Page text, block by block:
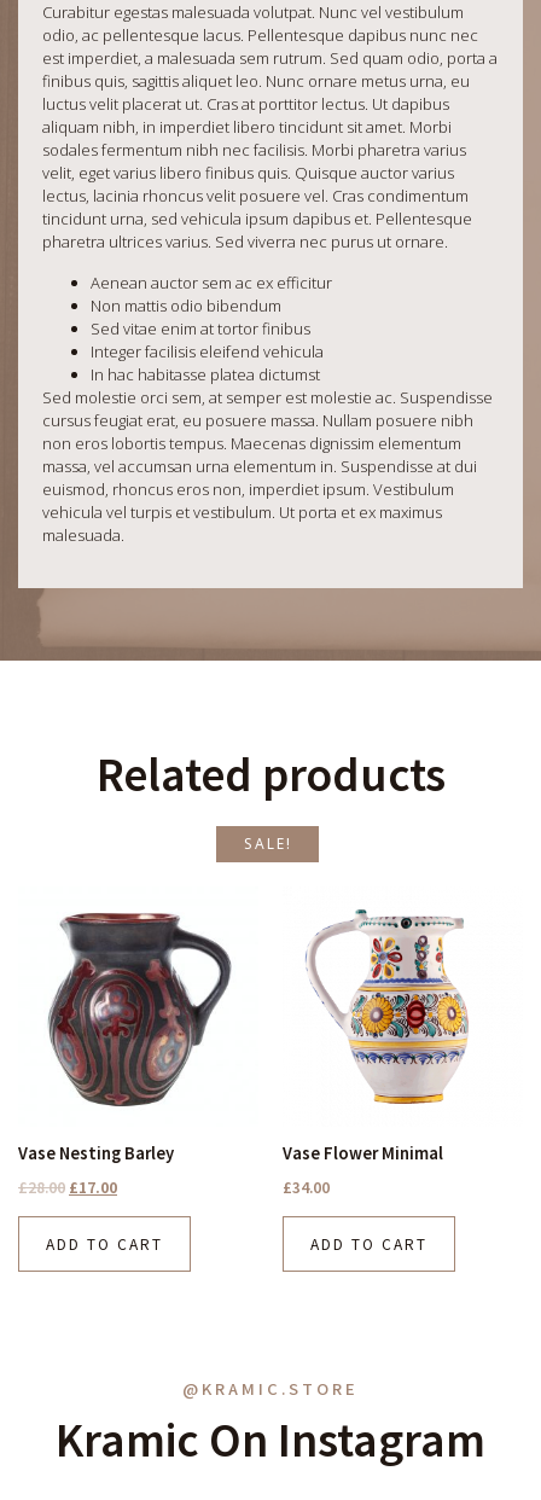
Curabitur egestas malesuada volutpat. Nunc vel vestibulum
odio, ac pellentesque lacus. Pellentesque dapibus nunc nec
est imperdiet, a malesuada sem rutrum. Sed quam odio, porta a
finibus quis, sagittis aliquet leo. Nunc ornare metus urna, eu
luctus velit placerat ut. Cras at porttitor lectus. Ut dapibus
aliquam nibh, in imperdiet libero tincidunt sit amet. Morbi
sodales fermentum nibh nec facilisis. Morbi pharetra varius
velit, eget varius libero finibus quis. Quisque auctor varius
lectus, lacinia rhoncus velit posuere vel. Cras condimentum
tincidunt urna, sed vehicula ipsum dapibus et. Pellentesque
pharetra ultrices varius. Sed viverra nec purus ut ornare.
Aenean auctor sem ac ex efficitur
Non mattis odio bibendum
Sed vitae enim at tortor finibus
Integer facilisis eleifend vehicula
In hac habitasse platea dictumst
Sed molestie orci sem, at semper est molestie ac. Suspendisse
cursus feugiat erat, eu posuere massa. Nullam posuere nibh
non eros lobortis tempus. Maecenas dignissim elementum
massa, vel accumsan urna elementum in. Suspendisse at dui
euismod, rhoncus eros non, imperdiet ipsum. Vestibulum
vehicula vel turpis et vestibulum. Ut porta et ex maximus
malesuada.
Related products
SALE!
Vase Nesting Barley
£28.00 £17.00
ADD TO CART
Vase Flower Minimal
£34.00
ADD TO CART
@KRAMIC.STORE
Kramic On Instagram